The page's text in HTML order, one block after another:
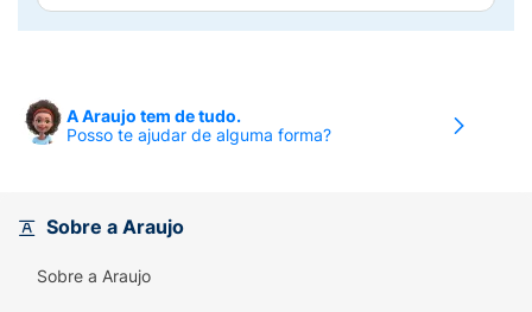
viver ao máximo. *Regeneração da suavidade, brilho e força devido à
A Araujo tem de tudo.
Posso te ajudar de alguma forma?
Sobre a Araujo
Sobre a Araujo